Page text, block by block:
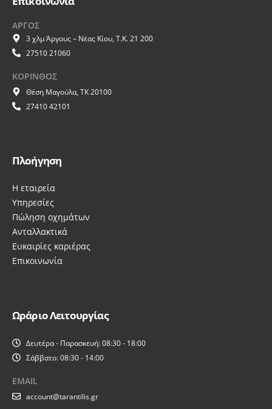
ΑΡΓΟΣ
3 χλμ Άργους – Νέας Κίου, Τ.Κ. 21 200
27510 21060
ΚΟΡΙΝΘΟΣ
Θέση Μαγούλα, ΤΚ 20100
27410 42101
Πλοήγηση
Η εταιρεία
Υπηρεσίες
Πώληση οχημάτων
Ανταλλακτικά
Ευκαιρίες καριέρας
Επικοινωνία
Ωράριο Λειτουργίας
Δευτέρα - Παρασκευή: 08:30 - 18:00
Σάββατο: 08:30 - 14:00
EMAIL
account@tarantilis.gr